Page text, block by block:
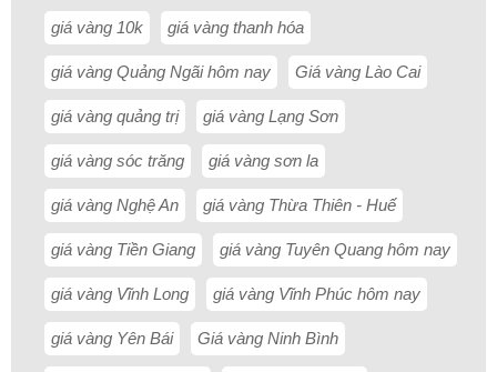
giá vàng 10k giá vàng thanh hóa
giá vàng Quảng Ngãi hôm nay Giá vàng Lào Cai
giá vàng quảng trị giá vàng Lạng Sơn
giá vàng sóc trăng giá vàng sơn la
giá vàng Nghệ An giá vàng Thừa Thiên - Huế
giá vàng Tiền Giang giá vàng Tuyên Quang hôm nay
giá vàng Vĩnh Long giá vàng Vĩnh Phúc hôm nay
giá vàng Yên Bái Giá vàng Ninh Bình